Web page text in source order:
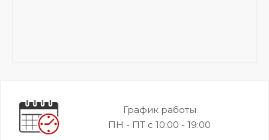
График работы
ПН - ПТ с 10:00 - 19:00